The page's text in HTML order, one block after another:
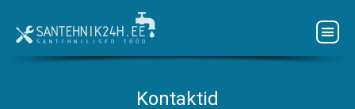
Kontaktid